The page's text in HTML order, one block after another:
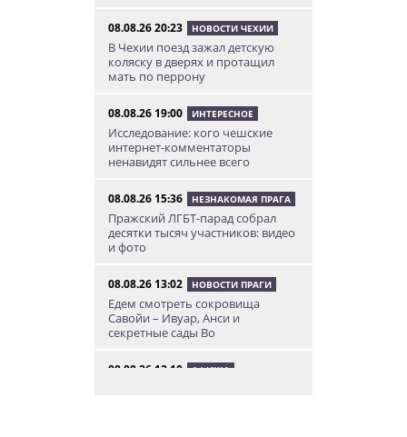
08.08.26 20:23 НОВОСТИ ЧЕХИИ
В Чехии поезд зажал детскую
коляску в дверях и протащил
мать по перрону
08.08.26 19:00 ИНТЕРЕСНОЕ
Исследование: кого чешские
интернет-комментаторы
ненавидят сильнее всего
08.08.26 15:36 НЕЗНАКОМАЯ ПРАГА
Пражский ЛГБТ-парад собрал
десятки тысяч участников: видео
и фото
08.08.26 13:02 НОВОСТИ ПРАГИ
Едем смотреть сокровища
Савойи – Ивуар, Анси и
секретные сады Во
08.08.26 12:10 АФИША